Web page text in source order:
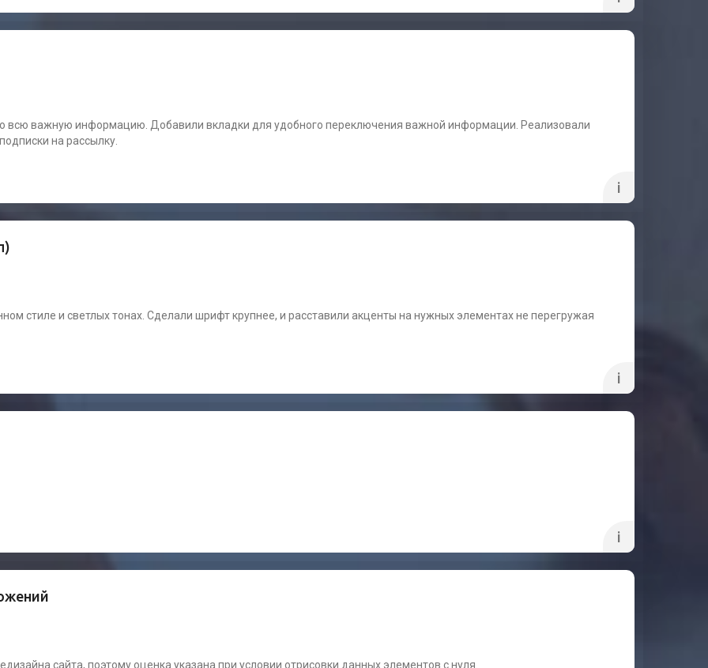
всю важную информацию. Добавили вкладки для удобного переключения важной информации. Реализовали
на рассылку.
i
стиле и светлых тонах. Сделали шрифт крупнее, и расставили акценты на нужных элементах не перегружая
i
i
сайта, поэтому оценка указана при условии отрисовки данных элементов с нуля.